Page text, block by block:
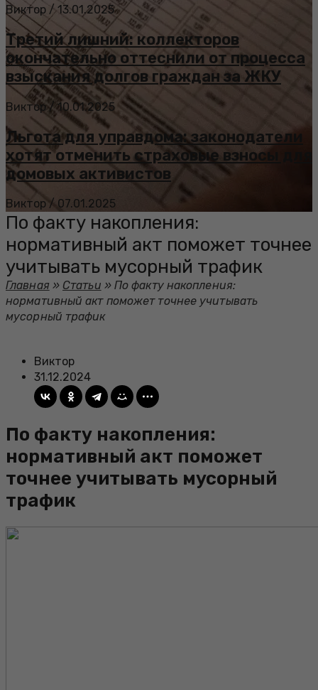
Виктор / 13.01.2025
Третий лишний: коллекторов
окончательно оттеснили от процесса
взыскания долгов граждан за ЖКУ
Виктор / 10.01.2025
Льгота для управдома: законодатели
хотят отменить страховые взносы для
домовых активистов
Виктор / 07.01.2025
По факту накопления:
нормативный акт поможет точнее
учитывать мусорный трафик
Главная » Статьи » По факту накопления:
нормативный акт поможет точнее учитывать
мусорный трафик
Виктор
31.12.2024
По факту накопления:
нормативный акт поможет
точнее учитывать мусорный
трафик